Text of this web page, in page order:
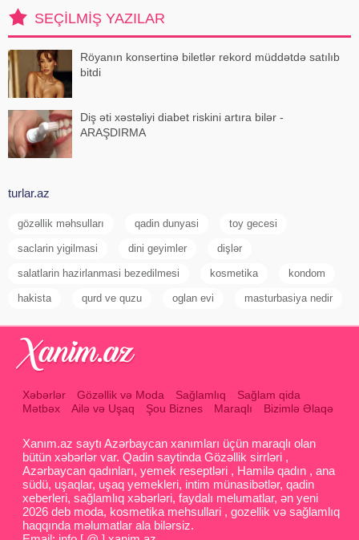
mətbuatına istinadən xəbər verir
ki, Levent şəxsi həyatı ilə Ahba
SEÇILMIŞ YAZILAR
Röyanın konsertinə biletlər rekord müddətdə satılıb
bitdi
Diş əti xəstəliyi diabet riskini artıra bilər -
ARAŞDIRMA
turlar.az
gözəllik məhsulları qadin dunyasi toy gecesi
saclarin yigilmasi dini geyimler dişlər
salatlarin hazirlanmasi bezedilmesi kosmetika kondom
hakista qurd ve quzu oglan evi masturbasiya nedir
Xəbərlər Gözəllik və Moda Sağlamlıq
Sağlam qida
Mətbəx
Ailə və Uşaq Şou Biznes Maraqlı Bizimlə Əlaqə
Xanım.az saytı Azərbaycan xanımları üçün maraqlı olan
bütün xəbərlər var. Qadin saytinda Gözəllik sirrləri ,
Azərbaycan qadınları, yemek reseptləri , Hamilə qadın , ana
südü, uşaqlar, uşaq yemekleri, intim münasibətlər, qadin
xeberleri, sağlamlıq xəbərləri, faydalı melumatlar, ən yeni
2026 deb moda, kosmetika mehsullari , gozellik və sağlamlıq
haqqında məlumatlar ala bilərsiz.